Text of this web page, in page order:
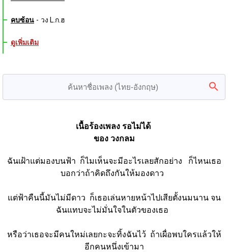
คบซ้อน - วง L.ก.ฮ
ดูเพิ่มเติม
เนื้อร้องเพลง รอไม่ได้
ของ วงกลม
ฉันเฝ้าแต่มองบนฟ้า  ก็ไมเห็นจะมีอะไรเลยสักอย่าง   ก็ไหนเธอ
บอกว่าถ้าคิดถึงกันให้มองดาว
แต่ฟ้าคืนนี้มันไม่มีดาว  ก็เธอเล่นหายหน้าไปเสียตั้งนมนาน จน
ฉันแทบจะไม่มั่นใจในตัวของเธอ
หรือว่าเธอจะมีคนใหม่เลยกะจะทิ้งฉันไว้  ถ้าเผื่อพบใครแล้วให้
อีกคนหนึ่งเข้ามา